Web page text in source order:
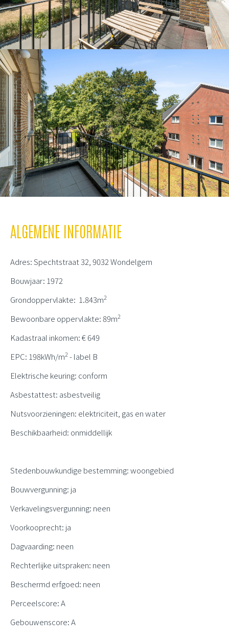
ALGEMENE INFORMATIE
Adres: Spechtstraat 32, 9032 Wondelgem
Bouwjaar: 1972
Grondoppervlakte: 1.843m2
Bewoonbare oppervlakte: 89m2
Kadastraal inkomen: € 649
EPC: 198kWh/m2- label B
Elektrische keuring: conform
Asbestattest: asbestveilig
Nutsvoorzieningen: elektriciteit, gas en water
Beschikbaarheid: onmiddellijk
Stedenbouwkundige bestemming: woongebied
Bouwvergunning: ja
Verkavelingsvergunning: neen
Voorkooprecht: ja
Dagvaarding: neen
Rechterlijke uitspraken: neen
Beschermd erfgoed: neen
Perceelscore: A
Gebouwenscore: A